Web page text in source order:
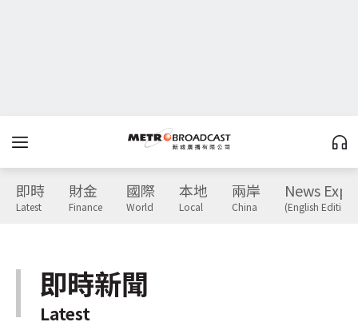
即時
Latest
財金
Finance
國際
World
本地
Local
兩岸
China
News
(English Edition)
即時新聞
Latest